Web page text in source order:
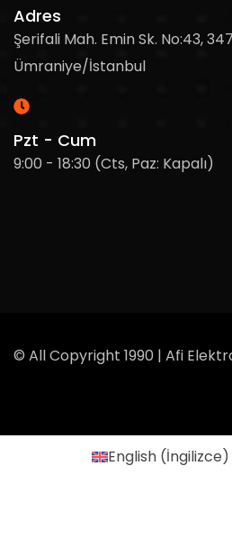
Adres
Şerifali Mah. Emin Sk. No:43,
Ümraniye/İstanbul
Pzt - Cum
9:00 - 18:30 (Cts, Paz: Kapalı)
© All Copyright 1990 | Afi
English(İngilizce)